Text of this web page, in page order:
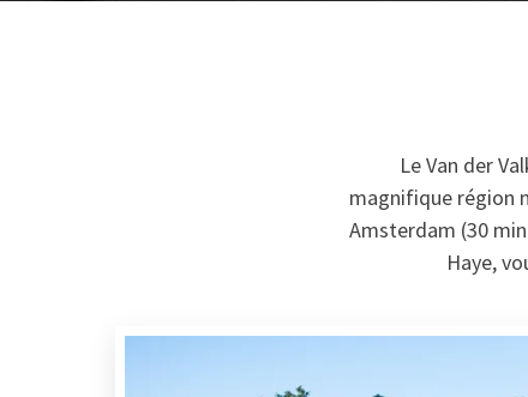
Le Van der
magnifique région
Amsterdam (30
Haye,